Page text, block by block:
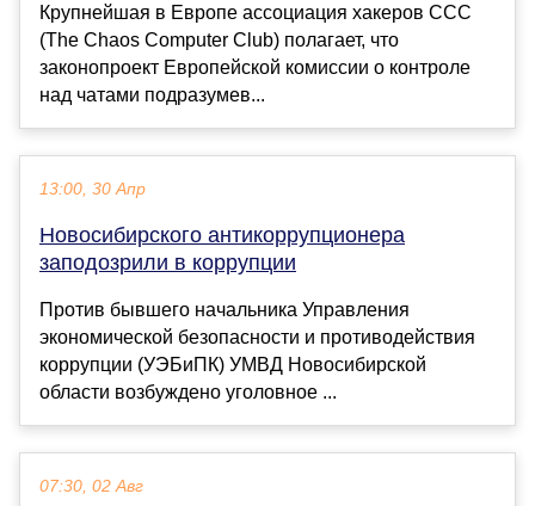
Крупнейшая в Европе ассоциация хакеров CCC
(The Chaos Computer Club) полагает, что
законопроект Европейской комиссии о контроле
над чатами подразумев...
13:00, 30 Апр
Новосибирского антикоррупционера
заподозрили в коррупции
Против бывшего начальника Управления
экономической безопасности и противодействия
коррупции (УЭБиПК) УМВД Новосибирской
области возбуждено уголовное ...
07:30, 02 Авг